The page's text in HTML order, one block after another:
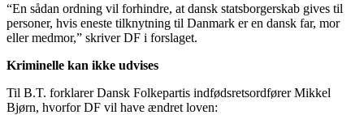
“En sådan ordning vil forhindre, at dansk statsborgerskab gives til
personer, hvis eneste tilknytning til Danmark er en dansk far, mor
eller medmor,” skriver DF i forslaget.
Kriminelle kan ikke udvises
Til B.T. forklarer Dansk Folkepartis indfødsretsordfører Mikkel
Bjørn, hvorfor DF vil have ændret loven: